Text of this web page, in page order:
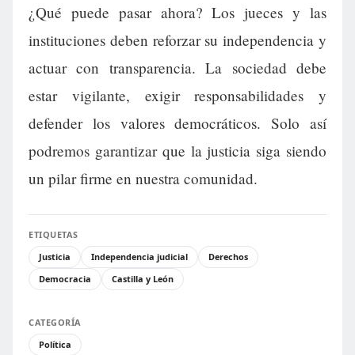
¿Qué puede pasar ahora? Los jueces y las
instituciones deben reforzar su independencia y
actuar con transparencia. La sociedad debe
estar vigilante, exigir responsabilidades y
defender los valores democráticos. Solo así
podremos garantizar que la justicia siga siendo
un pilar firme en nuestra comunidad.
ETIQUETAS
Justicia
Independencia judicial
Derechos
Democracia
Castilla y León
CATEGORÍA
Política